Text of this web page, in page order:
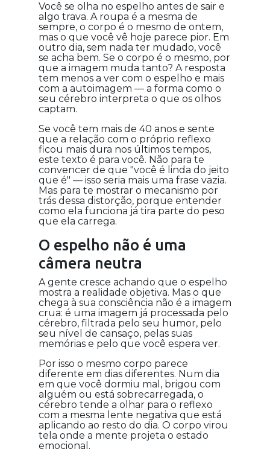
Você se olha no espelho antes de sair e
algo trava. A roupa é a mesma de
sempre, o corpo é o mesmo de ontem,
mas o que você vê hoje parece pior. Em
outro dia, sem nada ter mudado, você
se acha bem. Se o corpo é o mesmo, por
que a imagem muda tanto? A resposta
tem menos a ver com o espelho e mais
com a autoimagem — a forma como o
seu cérebro interpreta o que os olhos
captam.
Se você tem mais de 40 anos e sente
que a relação com o próprio reflexo
ficou mais dura nos últimos tempos,
este texto é para você. Não para te
convencer de que "você é linda do jeito
que é" — isso seria mais uma frase vazia.
Mas para te mostrar o mecanismo por
trás dessa distorção, porque entender
como ela funciona já tira parte do peso
que ela carrega.
O espelho não é uma
câmera neutra
A gente cresce achando que o espelho
mostra a realidade objetiva. Mas o que
chega à sua consciência não é a imagem
crua: é uma imagem já processada pelo
cérebro, filtrada pelo seu humor, pelo
seu nível de cansaço, pelas suas
memórias e pelo que você espera ver.
Por isso o mesmo corpo parece
diferente em dias diferentes. Num dia
em que você dormiu mal, brigou com
alguém ou está sobrecarregada, o
cérebro tende a olhar para o reflexo
com a mesma lente negativa que está
aplicando ao resto do dia. O corpo virou
tela onde a mente projeta o estado
emocional.